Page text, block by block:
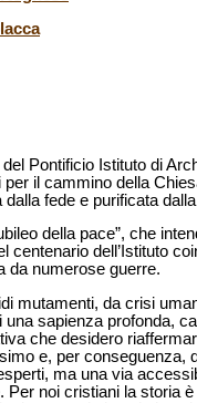
Pontificio Istituto di
il cammino della
fede e purificata
della pace”, che
centenario dell’Istituto
da numerose guerre.
mutamenti, da crisi
sapienza profonda,
che desidero
e, per
ma una via
Per noi cristiani la storia